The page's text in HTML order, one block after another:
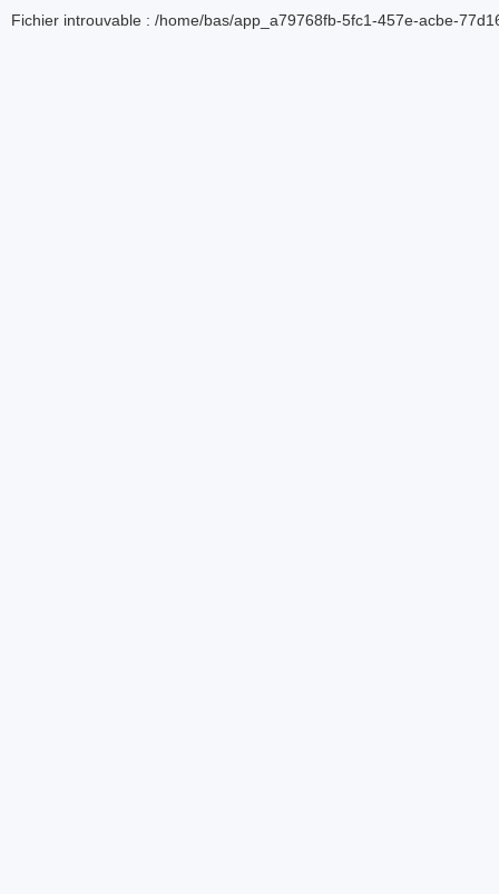
Fichier introuvable : /home/bas/app_a79768fb-5fc1-457e-acbe-